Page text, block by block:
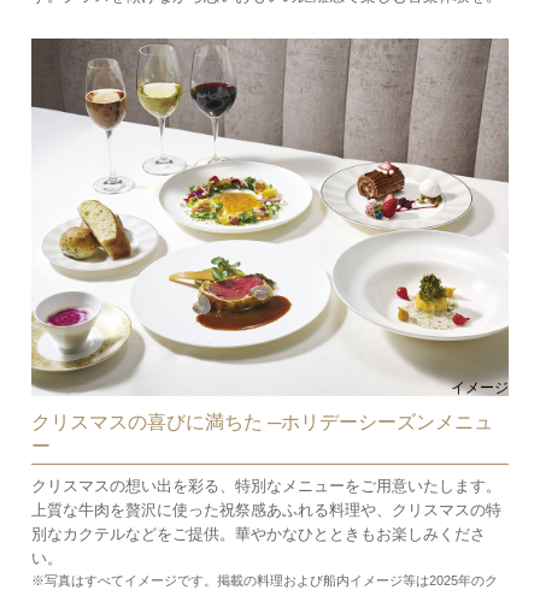
イメージ
クリスマスの喜びに満ちた ─ホリデーシーズンメニュ
ー
クリスマスの想い出を彩る、特別なメニューをご用意いたします。
上質な牛肉を贅沢に使った祝祭感あふれる料理や、クリスマスの特
別なカクテルなどをご提供。華やかなひとときもお楽しみくださ
い。
※写真はすべてイメージです。掲載の料理および船内イメージ等は2025年のク